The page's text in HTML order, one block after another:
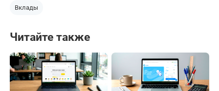
Вклады
Читайте также